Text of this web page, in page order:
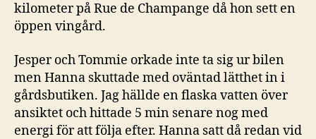
kilometer på Rue de Champange då hon sett en
öppen vingård.
Jesper och Tommie orkade inte ta sig ur bilen
men Hanna skuttade med oväntad lätthet in i
gårdsbutiken. Jag hällde en flaska vatten över
ansiktet och hittade 5 min senare nog med
energi för att följa efter. Hanna satt då redan vid